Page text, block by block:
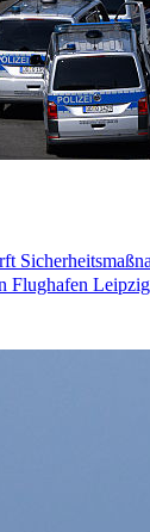
Flughafen Leipzig